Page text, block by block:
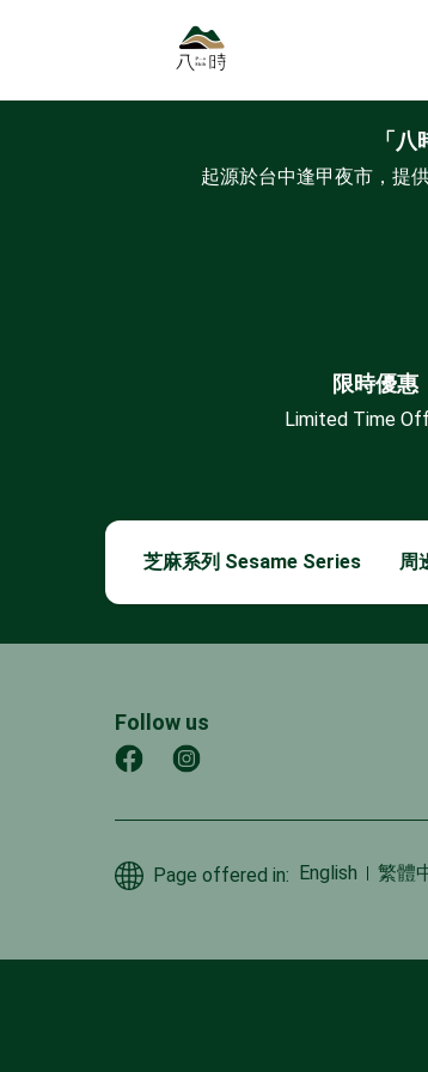
「八
起源於台中逢甲夜市，提
限時優惠
Limited Time
芝麻系列 Sesame Series 周
芝士奶蓋飲 Cheese Milk Cap
Follow us
Page offered in: English 繁體